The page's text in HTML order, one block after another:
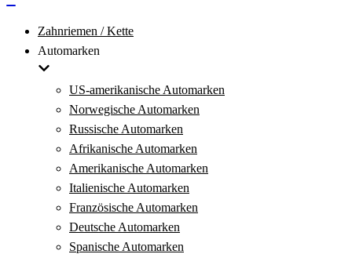
Zahnriemen / Kette
Automarken
US-amerikanische Automarken
Norwegische Automarken
Russische Automarken
Afrikanische Automarken
Amerikanische Automarken
Italienische Automarken
Französische Automarken
Deutsche Automarken
Spanische Automarken